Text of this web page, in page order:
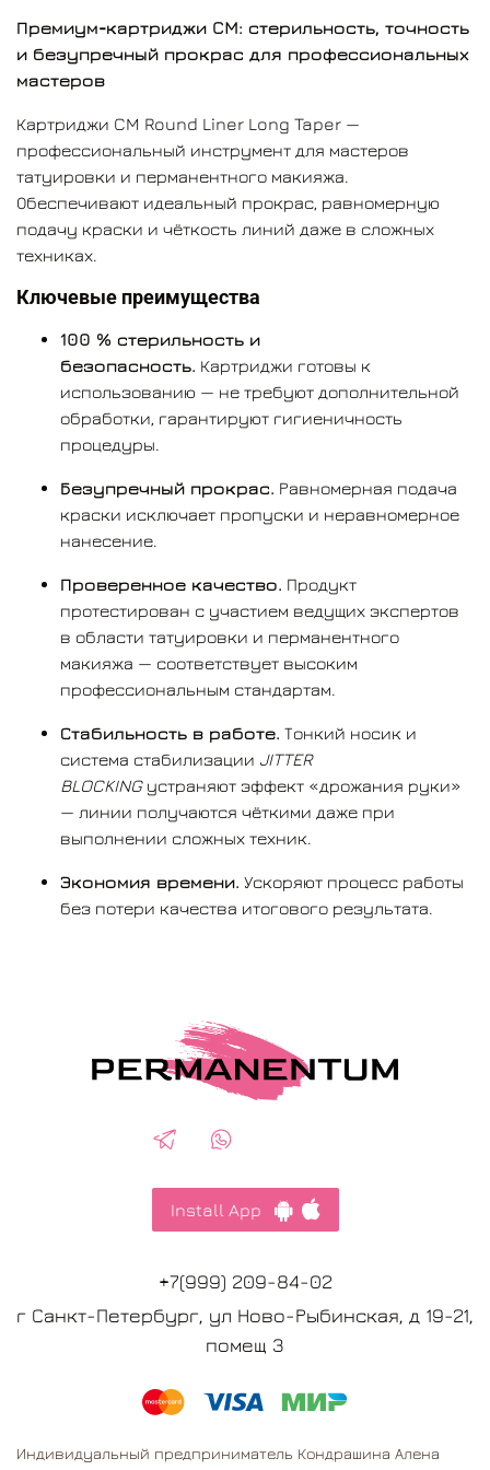
Превосходны в контурных работах
гарантируют чёткие и ровные границы без
расплывания.
Универсальность — подходят для:
идеального пикселя(детальная
прорисовка);
Количество в упаковке:20 стерильных
картриджей.
Тип заточки:
Round Liner Long Taper (длинная и
острая).
Длина заточки: мм.
Жёсткость мембраны:
техник.
Материал корпуса:медицинский пластик —
лёгкий, прочный, безопасный.
нержавеющая сталь класса 316L — устойчива к
коррозии, не вызывает раздражения кожи.
Премиум‑картриджи CM: стерильность, точность
и безупречный прокрас для профессиональных
мастеров
Картриджи CM Round Liner Long Taper —
профессиональный инструмент для мастеров
татуировки и перманентного макияжа.
Обеспечивают идеальный прокрас, равномерную
подачу краски и чёткость линий даже в сложных
техниках.
Ключевые преимущества
100 % стерильность и
безопасность. Картриджи готовы к
использованию — не требуют дополнительной
обработки, гарантируют гигиеничность
процедуры.
Безупречный прокрас. Равномерная подача
краски исключает пропуски и неравномерное
нанесение.
Проверенное качество. Продукт
протестирован с участием ведущих экспертов
в области татуировки и перманентного
макияжа — соответствует высоким
профессиональным стандартам.
Стабильность в работе. Тонкий носик и
система стабилизации JITTER
BLOCKINGустраняют эффект «дрожания руки»
— линии получаются чёткими даже при
выполнении сложных техник.
Экономия времени. Ускоряют процесс работы
без потери качества итогового результата.
Install App
+7(999) 209-84-02
г Санкт-Петербург, ул Ново-Рыбинская, д 19-21,
помещ 3
Индивидуальный предприниматель Кондрашина Алена